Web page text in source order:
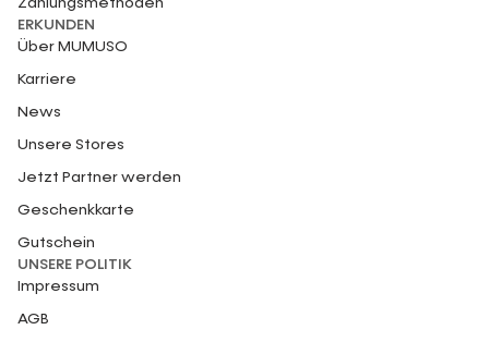
ERKUNDEN
Über MUMUSO
Karriere
News
Unsere Stores
Jetzt Partner werden
Geschenkkarte
Gutschein
UNSERE POLITIK
Impressum
AGB